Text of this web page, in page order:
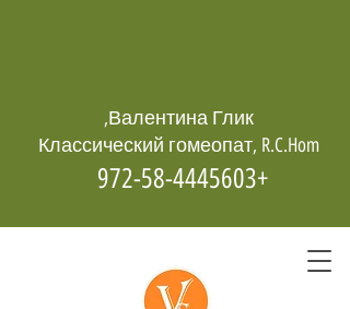
Валентина Глик,
+972-58-4445603